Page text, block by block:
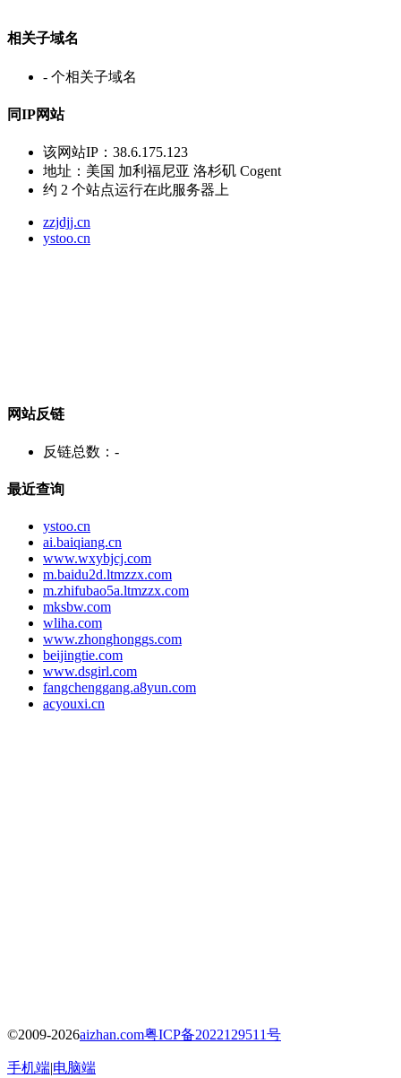
相关子域名
- 个相关子域名
同IP网站
该网站IP： 38.6.175.123
地址： 美国 加利福尼亚 洛杉矶 Cogent
约 2 个站点运行在此服务器上
zzjdjj.cn
ystoo.cn
网站反链
反链总数： -
最近查询
ystoo.cn
ai.baiqiang.cn
www.wxybjcj.com
m.baidu2d.ltmzzx.com
m.zhifubao5a.ltmzzx.com
mksbw.com
wliha.com
www.zhonghonggs.com
beijingtie.com
www.dsgirl.com
fangchenggang.a8yun.com
acyouxi.cn
©2009-2026aizhan.com粤ICP备2022129511号
手机端|电脑端